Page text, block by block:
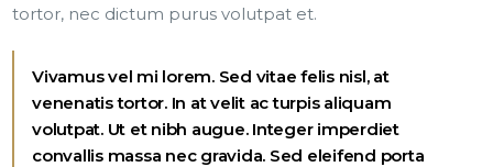
tortor, nec dictum purus volutpat et.
Vivamus vel mi lorem. Sed vitae felis nisl, at
venenatis tortor. In at velit ac turpis aliquam
volutpat. Ut et nibh augue. Integer imperdiet
convallis massa nec gravida. Sed eleifend porta